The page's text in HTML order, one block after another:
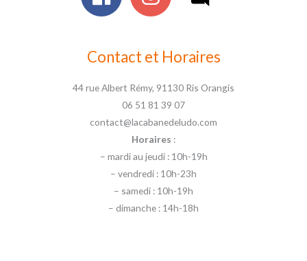
Contact et Horaires
44 rue Albert Rémy, 91130 Ris Orangis
06 51 81 39 07
contact@lacabanedeludo.com
Horaires :
– mardi au jeudi : 10h-19h
– vendredi : 10h-23h
– samedi : 10h-19h
– dimanche : 14h-18h